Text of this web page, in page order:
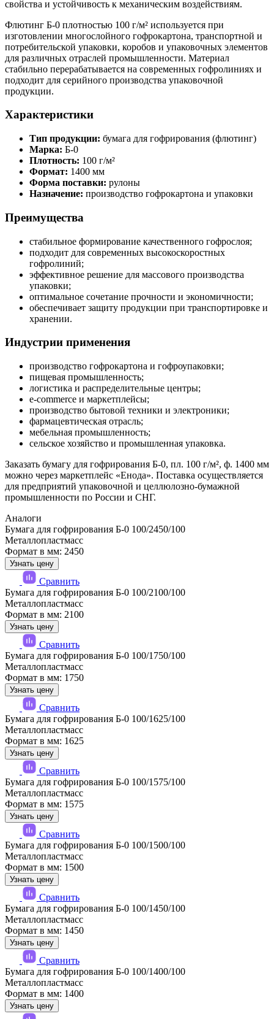
свойства и устойчивость к механическим воздействиям.
Флютинг Б-0 плотностью 100 г/м² используется при
изготовлении многослойного гофрокартона, транспортной и
потребительской упаковки, коробов и упаковочных элементов
для различных отраслей промышленности. Материал
стабильно перерабатывается на современных гофролиниях и
подходит для серийного производства упаковочной
продукции.
Характеристики
Тип продукции: бумага для гофрирования (флютинг)
Марка: Б-0
Плотность: 100 г/м²
Формат: 1400 мм
Форма поставки: рулоны
Назначение: производство гофрокартона и упаковки
Преимущества
стабильное формирование качественного гофрослоя;
подходит для современных высокоскоростных
гофролиний;
эффективное решение для массового производства
упаковки;
оптимальное сочетание прочности и экономичности;
обеспечивает защиту продукции при транспортировке и
хранении.
Индустрии применения
производство гофрокартона и гофроупаковки;
пищевая промышленность;
логистика и распределительные центры;
e-commerce и маркетплейсы;
производство бытовой техники и электроники;
фармацевтическая отрасль;
мебельная промышленность;
сельское хозяйство и промышленная упаковка.
Заказать бумагу для гофрирования Б-0, пл. 100 г/м², ф. 1400 мм
можно через маркетплейс «Енода». Поставка осуществляется
для предприятий упаковочной и целлюлозно-бумажной
промышленности по России и СНГ.
Аналоги
Бумага для гофрирования Б-0 100/2450/100
Металлопластмасс
Формат в мм: 2450
Узнать цену
Сравнить
Бумага для гофрирования Б-0 100/2100/100
Металлопластмасс
Формат в мм: 2100
Узнать цену
Сравнить
Бумага для гофрирования Б-0 100/1750/100
Металлопластмасс
Формат в мм: 1750
Узнать цену
Сравнить
Бумага для гофрирования Б-0 100/1625/100
Металлопластмасс
Формат в мм: 1625
Узнать цену
Сравнить
Бумага для гофрирования Б-0 100/1575/100
Металлопластмасс
Формат в мм: 1575
Узнать цену
Сравнить
Бумага для гофрирования Б-0 100/1500/100
Металлопластмасс
Формат в мм: 1500
Узнать цену
Сравнить
Бумага для гофрирования Б-0 100/1450/100
Металлопластмасс
Формат в мм: 1450
Узнать цену
Сравнить
Бумага для гофрирования Б-0 100/1400/100
Металлопластмасс
Формат в мм: 1400
Узнать цену